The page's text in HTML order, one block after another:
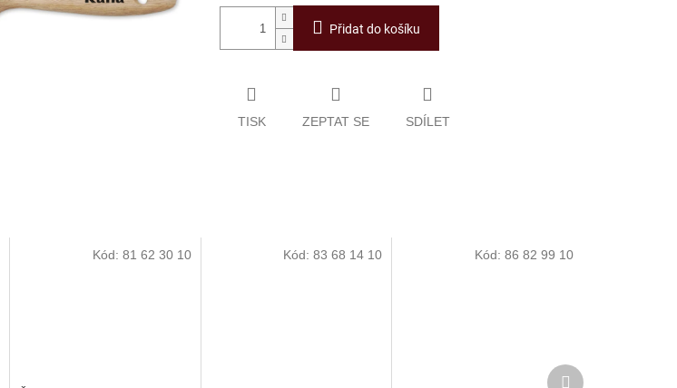
Přidat do košíku
TISK ZEPTAT SE SDÍLET
Kód: 81 62 30 10 Kód:83 68 14 10 Kód: 86 82 99 10
Další